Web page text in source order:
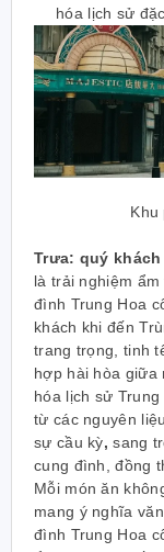
hóa lịch sử
Khu
Trưa: quý khách
là trải nghiệm
đình Trung Hoa
khách khi đến
trang trọng, tinh
hợp hài hòa giữa
hóa lịch sử
từ các nguyên
sự cầu kỳ,sang
cung đình, đồng
Mỗi món ăn
mang ý nghĩa
đình Trung Hoa